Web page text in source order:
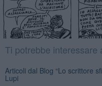
Ti potrebbe interessare
Articoli dal Blog “Lo scrittore
Lupi